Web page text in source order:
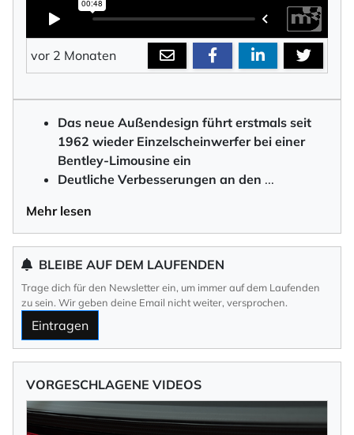
vor 2 Monaten
Das neue Außendesign führt erstmals seit
1962 wieder Einzelscheinwerfer bei einer
Bentley-Limousine ein
Deutliche Verbesserungen an den ...
Mehr lesen
BLEIBE AUF DEM LAUFENDEN
Trage dich für den Newsletter ein, um immer auf dem Laufenden
zu sein. Wir geben deine Email nicht weiter, versprochen.
Eintragen
VORGESCHLAGENE VIDEOS